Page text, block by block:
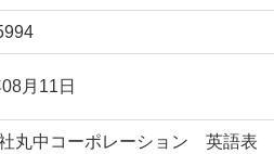
月11日
丸中コーポレーション 英語表